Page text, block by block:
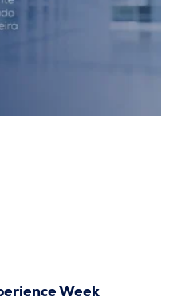
Week